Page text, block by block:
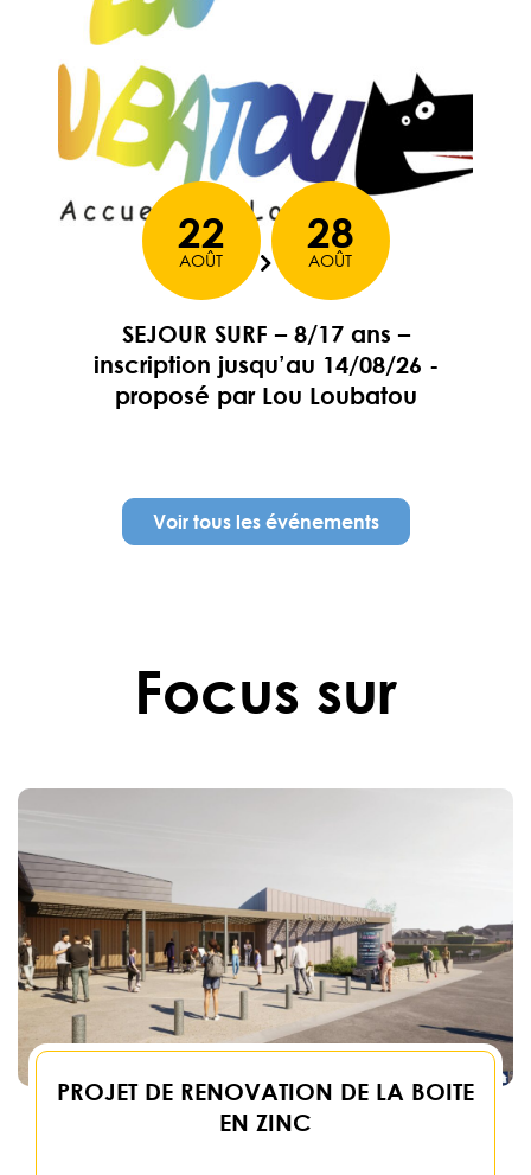
22
AOÛT
28
AOÛT
SEJOUR SURF – 8/17 ans –
inscription jusqu’au 14/08/26 -
proposé par Lou Loubatou
Voir tous les événements
Focus sur
PROJET DE RENOVATION DE LA BOITE
EN ZINC